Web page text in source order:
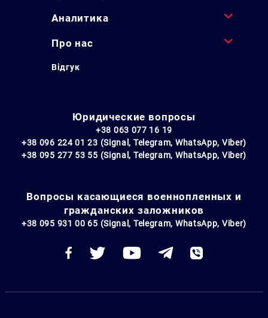
Аналитика
Про нас
Відгук
Юридические вопросы
+38 063 077 16 19
+38 096 224 01 23 (Signal, Telegram, WhatsApp, Viber)
+38 095 277 53 55 (Signal, Telegram, WhatsApp, Viber)
Вопросы касающиеся военнопленных и
гражданских заложников
+38 095 931 00 65 (Signal, Telegram, WhatsApp, Viber)